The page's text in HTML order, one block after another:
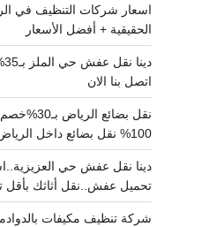
الحقيقية + أفضل الأسعار
اتصل بنا الان
نقل بضائع
100% نقل بضائع داخل الرياض وخارجها
تحميل عفش..نقل أثاثك بأقل
شركة تنظيف مكيفات